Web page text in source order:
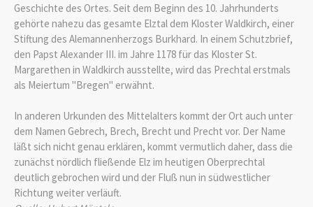
Geschichte des Ortes. Seit dem Beginn des 10. Jahrhunderts
gehörte nahezu das gesamte Elztal dem Kloster Waldkirch, einer
Stiftung des Alemannenherzogs Burkhard. In einem Schutzbrief,
den Papst Alexander III. im Jahre 1178 für das Kloster St.
Margarethen in Waldkirch ausstellte, wird das Prechtal erstmals
als Meiertum "Bregen" erwähnt.
In anderen Urkunden des Mittelalters kommt der Ort auch unter
dem Namen Gebrech, Brech, Brecht und Precht vor. Der Name
läßt sich nicht genau erklären, kommt vermutlich daher, dass die
zunächst nördlich fließende Elz im heutigen Oberprechtal
deutlich gebrochen wird und der Fluß nun in südwestlicher
Richtung weiter verläuft.